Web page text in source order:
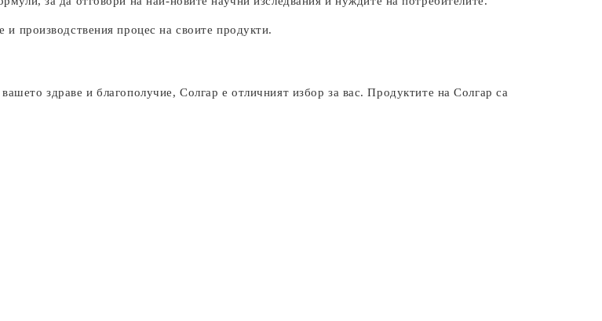
производствения процес на своите продукти.
здраве и благополучие, Солгар е отличният избор за вас. Продуктите на Солгар са